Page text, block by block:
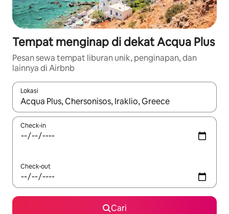
Tempat menginap di dekat Acqua Plus
Pesan sewa tempat liburan unik, penginapan, dan
lainnya di Airbnb
Lokasi
Jika hasil yang dicari tersedia, telusuri dengan tombol panah
Check-in
Check-out
Cari